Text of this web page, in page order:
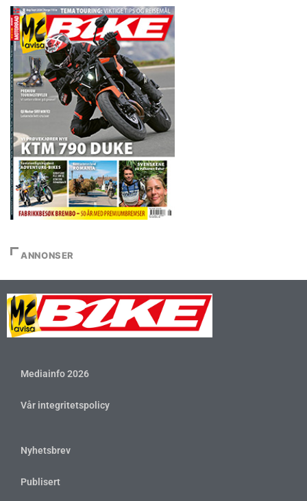
ANNONSER
Mediainfo 2026
Vår integritetspolicy
Nyhetsbrev
Publisert